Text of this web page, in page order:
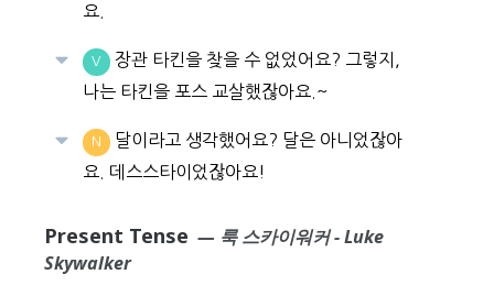
요.
V
장관 타킨을 찾을 수 없었어요? 그렇지,
나는 타킨을 포스 교살했잖아요.~
N
달이라고 생각했어요? 달은 아니었잖아
요. 데스스타이었잖아요!
Present Tense — 룩 스카이워커 - Luke
Skywalker